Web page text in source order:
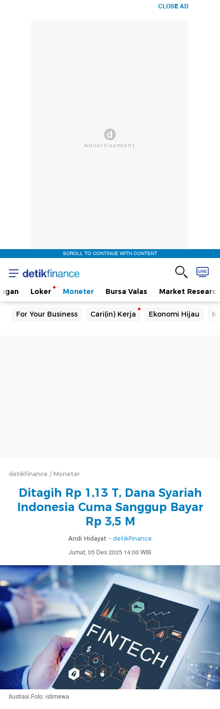
CLOSE AD
SCROLL TO CONTINUE WITH CONTENT
Loker Moneter Bursa Valas Market Research
For Your Business Cari(in) Kerja Ekonomi Hijau
detikFinance Moneter
Ditagih Rp 1,13 T, Dana Syariah
Indonesia Cuma Sanggup Bayar
Rp 3,5 M
Andi Hidayat - detikFinance
Jumat, 05 Des 2025 14:00 WIB
Ilustrasi.Foto: istimewa